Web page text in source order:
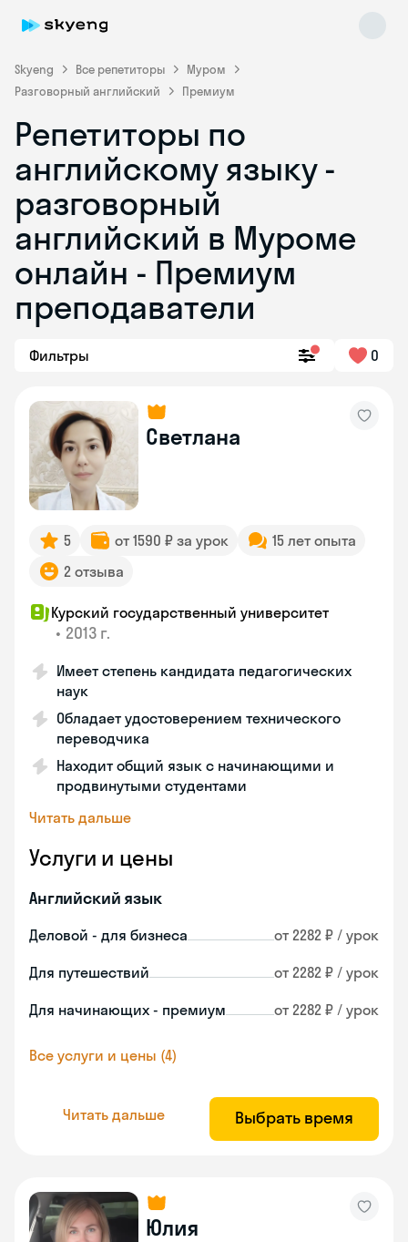
Skyeng Все репетиторы
Муром
Разговорный английский
Премиум
Репетиторы по
английскому языку -
разговорный
английский в Муроме
онлайн - Премиум
преподаватели
Фильтры 0
Светлана
5 от 1590 ₽ за урок
15 лет опыта
2 отзыва
Курский государственный университет
• 2013 г.
Имеет степень кандидата педагогических
наук
Обладает удостоверением технического
переводчика
Находит общий язык с начинающими и
продвинутыми студентами
Читать дальше
Услуги и цены
Английский язык
Деловой - для бизнеса от 2282 ₽ / урок
Для путешествий от 2282 ₽ / урок
Для начинающих - премиум от 2282 ₽ / урок
Все услуги и цены (4)
Читать дальше Выбрать время
Юлия
Skyeng Chat